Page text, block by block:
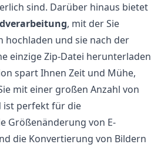
sind. Darüber hinaus bietet
, mit der Sie
hochladen und sie nach der
einzige Zip-Datei herunterladen
spart Ihnen Zeit und Mühe,
mit einer großen Anzahl von
ist perfekt für die
Größenänderung von E-
die Konvertierung von Bildern